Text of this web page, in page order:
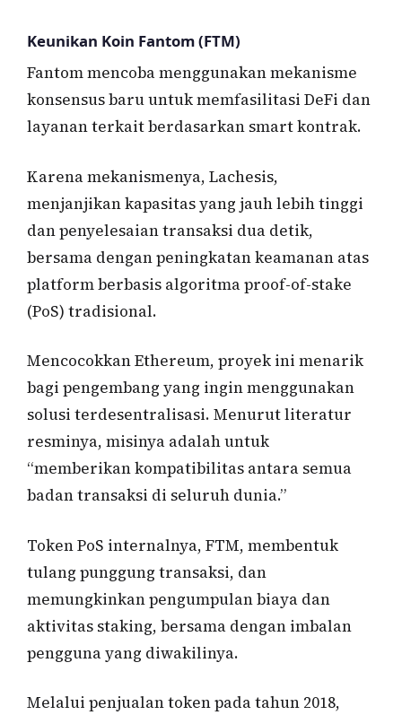
Keunikan Koin Fantom (FTM)
Fantom mencoba menggunakan mekanisme
konsensus baru untuk memfasilitasi DeFi dan
layanan terkait berdasarkan smart kontrak.
Karena mekanismenya, Lachesis,
menjanjikan kapasitas yang jauh lebih tinggi
dan penyelesaian transaksi dua detik,
bersama dengan peningkatan keamanan atas
platform berbasis algoritma proof-of-stake
(PoS) tradisional.
Mencocokkan Ethereum, proyek ini menarik
bagi pengembang yang ingin menggunakan
solusi terdesentralisasi. Menurut literatur
resminya, misinya adalah untuk
“memberikan kompatibilitas antara semua
badan transaksi di seluruh dunia.”
Token PoS internalnya, FTM, membentuk
tulang punggung transaksi, dan
memungkinkan pengumpulan biaya dan
aktivitas staking, bersama dengan imbalan
pengguna yang diwakilinya.
Melalui penjualan token pada tahun 2018,